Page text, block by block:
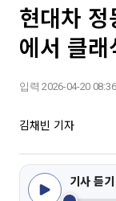
현대차
에서 클
입력 2026-04-20 08:36
김채빈 기자
기사 듣기